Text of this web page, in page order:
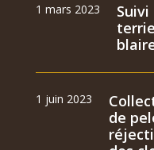
1 mars 2023
1 juin 2023
de